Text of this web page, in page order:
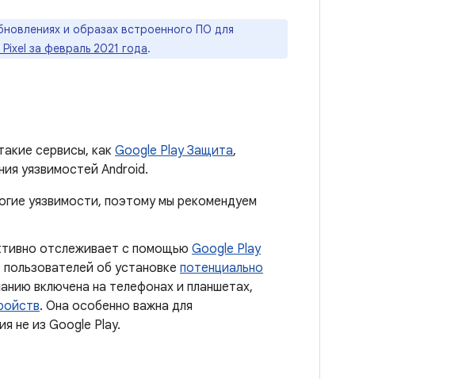
и образах встроенного ПО для
за февраль 2021 года.
сервисы, как Google Play Защита,
уязвимостей Android.
уязвимости, поэтому мы рекомендуем
отслеживает с помощью Google Play
об установке потенциально
включена на телефонах и планшетах,
. Она особенно важна для
не из Google Play.